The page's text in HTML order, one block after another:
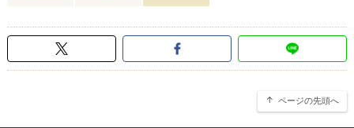
ページの先頭へ